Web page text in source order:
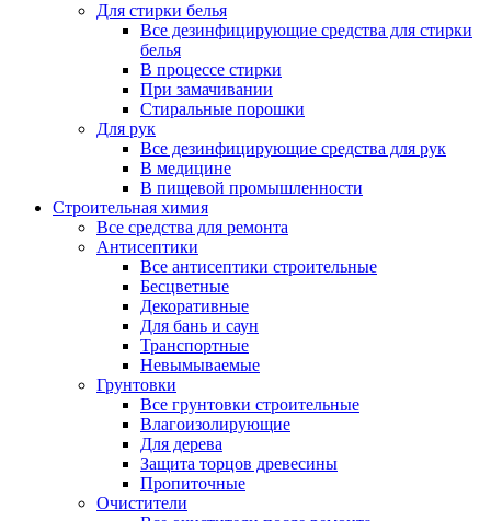
Для стирки белья
Все дезинфицирующие средства для стирки
белья
В процессе стирки
При замачивании
Стиральные порошки
Для рук
Все дезинфицирующие средства для рук
В медицине
В пищевой промышленности
Строительная химия
Все средства для ремонта
Антисептики
Все антисептики строительные
Бесцветные
Декоративные
Для бань и саун
Транспортные
Невымываемые
Грунтовки
Все грунтовки строительные
Влагоизолирующие
Для дерева
Защита торцов древесины
Пропиточные
Очистители